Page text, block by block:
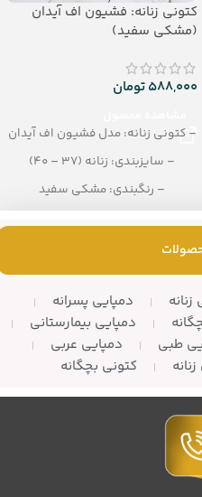
کتونی زنانه: فشیون اف آیدان
(مشکی سفید)
588,000تومان
– کتونی زنانه: مدل فشیون اف آیدان
– سایزبندی: زنانه (37 – 40)
– رنگبندی: مشکی سفید
دمپایی پسرانه
دمپایی بیمارستانی
طبی
دمپایی عربی
کتونی بچگانه